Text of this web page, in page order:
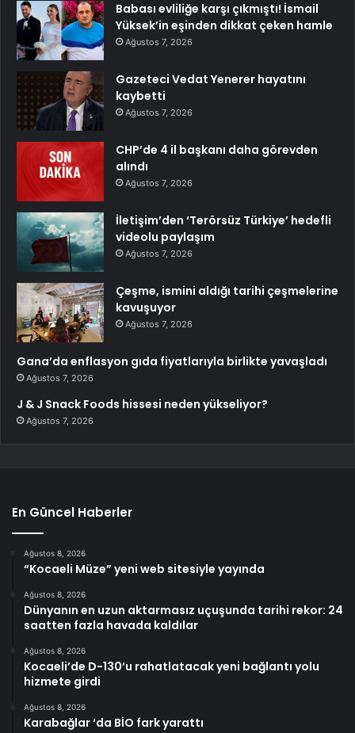
Babası evliliğe karşı çıkmıştı! İsmail
Yüksek’in eşinden dikkat çeken hamle
Ağustos 7, 2026
Gazeteci Vedat Yenerer hayatını
kaybetti
Ağustos 7, 2026
CHP’de 4 il başkanı daha görevden
alındı
Ağustos 7, 2026
İletişim’den ‘Terörsüz Türkiye’ hedefli
videolu paylaşım
Ağustos 7, 2026
Çeşme, ismini aldığı tarihi çeşmelerine
kavuşuyor
Ağustos 7, 2026
Gana’da enflasyon gıda fiyatlarıyla birlikte yavaşladı
Ağustos 7, 2026
J & J Snack Foods hissesi neden yükseliyor?
Ağustos 7, 2026
En Güncel Haberler
Ağustos 8, 2026
“Kocaeli Müze” yeni web sitesiyle yayında
Ağustos 8, 2026
Dünyanın en uzun aktarmasız uçuşunda tarihi rekor: 24
saatten fazla havada kaldılar
Ağustos 8, 2026
Kocaeli’de D-130’u rahatlatacak yeni bağlantı yolu
hizmete girdi
Ağustos 8, 2026
Karabağlar ‘da BİO fark yarattı